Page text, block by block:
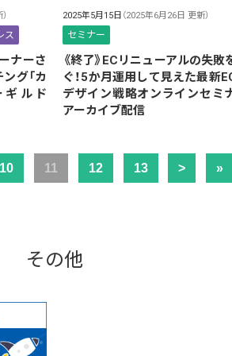
ス
ナーさ
グ「カ
ギルド
2025年5月15日 （2025年6月26日 更新）
セミナー
《終了》ECリニューアルの失敗
ぐ！5か月運用して見えた最新
デザイン戦略オンラインセミ
アーカイブ配信
10 11 12 13 > »
その他